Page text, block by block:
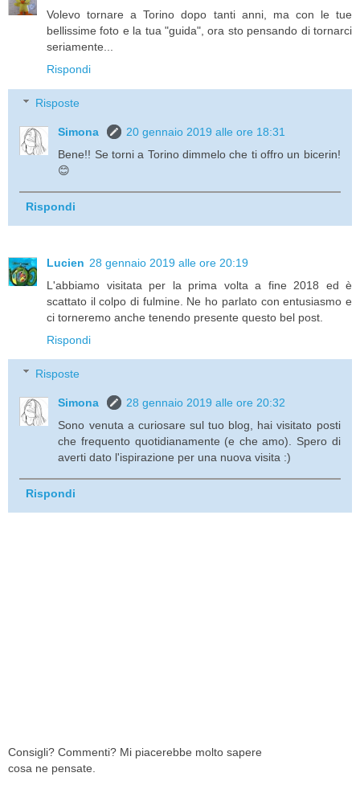
Volevo tornare a Torino dopo tanti anni, ma con le tue
bellissime foto e la tua "guida", ora sto pensando di tornarci
seriamente...
Rispondi
Risposte
Simona
20 gennaio 2019 alle ore 18:31
Bene!! Se torni a Torino dimmelo che ti offro un bicerin!
😊
Rispondi
Lucien 28 gennaio 2019 alle ore 20:19
L'abbiamo visitata per la prima volta a fine 2018 ed è
scattato il colpo di fulmine. Ne ho parlato con entusiasmo e
ci torneremo anche tenendo presente questo bel post.
Rispondi
Risposte
Simona
28 gennaio 2019 alle ore 20:32
Sono venuta a curiosare sul tuo blog, hai visitato posti
che frequento quotidianamente (e che amo). Spero di
averti dato l'ispirazione per una nuova visita :)
Rispondi
Consigli? Commenti? Mi piacerebbe molto sapere
cosa ne pensate.